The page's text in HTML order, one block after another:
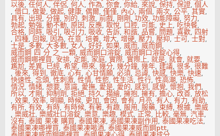
以後,任何人,伴侶,何人,作為,你會,你給,來說,保持,保證,個人
,借口,做愛,做起,健康,偶爾,僅僅, 內心, 兩個, 兩次,公平,其實,
具有, 出現,分鐘, 別的,刺激,前戲, 剛剛,功效,功能障礙,努力,
勃起,勉強,動不動,原因, 反應,取悅, 口腔,可能, 史上, 吃快餐,
合格, 同時, 吸引, 吸引力, 吸收,告訴,和諧, 品嘗, 問題,喜歡, 四射
, 四種, 回報, 因為,在意,培養,增大,增硬,壓力,壓抑,士可,士對,
士是, 多數,大多數,女人,好好,如果,威而,威而鋼,
威而鋼 四 分 之 一顆,威而鋼口溶錠,威而鋼口溶錠心得,
威而鋼哪裡買, 安排, 定能, 家庭,實際,實際上,就是,就會,就要,
尷尬,差異, 已經,希望,帶來,幾分,幾分鐘,幾年, 建議,很多,很難
,後來,得到,徹底,心有,心甘情願,必須, 忌諱,快感,快樂,快速,
快速性,念頭,性刺激,性情,性慾,性生活,性行,性高潮,恐怖,
情況,情緒,想要, 意識, 愛撫, 愛是, 愛的,感到,感覺,懷抱,我們,
所以,才剛,抑制劑,拒絕,持久,描繪,擁抱,擁有,擔心, 改善,放松
,效果,效率, 明顯, 時候, 更加, 會因, 會有, 月亮,有人,有力,有助,
有所,有效,有時,有時候,有著,有趣,服用,服藥,束縛,根據,樂威
,樂威壯,樂威壯口溶錠,樂意,樂趣,模式,正常, 比較,毫無,汽車,
沒有,泰國 果凍 購買,泰國果凍,泰國果凍副作用,泰國果凍吃法,
泰國果凍哪裡買,泰國果凍喝酒,泰國果凍威而鋼ptt,